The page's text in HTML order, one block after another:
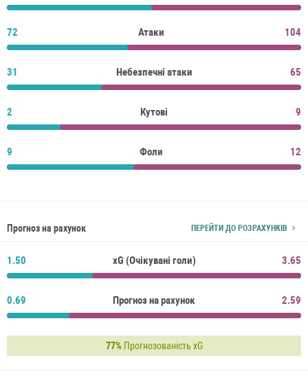
72 Атаки 104
31 Небезпечні атаки 65
2 Кутові 9
9 Фоли 12
Прогноз на рахунок ПЕРЕЙТИ ДО РОЗРАХУНКІВ
1.50 xG (Очікувані голи) 3.65
0.69 Прогноз на рахунок 2.59
77%Прогнозованість xG